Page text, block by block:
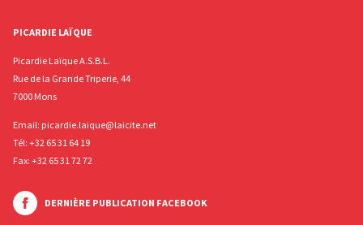
PICARDIE LAÏQUE
Picardie Laïque A.S.B.L.
Rue de la Grande Triperie, 44
7000 Mons
Email: picardie.laique@laicite.net
Tél: +32 65 31 64 19
Fax: +32 65 31 72 72
DERNIÈRE PUBLICATION FACEBOOK